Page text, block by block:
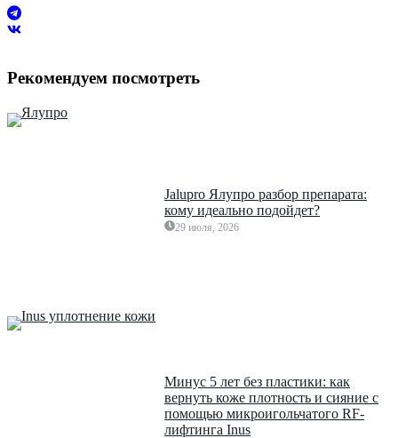
Рекомендуем посмотреть
Jalupro Ялупро разбор препарата:
кому идеально подойдет?
29 июля, 2026
Минус 5 лет без пластики: как
вернуть коже плотность и сияние с
помощью микроигольчатого RF-
лифтинга Inus